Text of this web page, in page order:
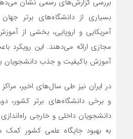
بررسی گزارش‌های رسمی نشان
بسیاری از دانشگاه‌های برتر
آمریکایی و اروپایی، بخشی از
مجازی ارائه می‌دهند. این رویکرد
آموزش باکیفیت و جذب دانشجویان
در ایران نیز طی سال‌های اخیر،
و برخی دانشگاه‌های برتر کشور،
دانشجویان داخلی و خارجی راه‌اندازی
به بهبود جایگاه علمی کشور کمک